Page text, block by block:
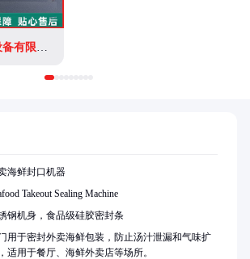
山东皓玥自动化设备有限公司
海鲜封口机器
Takeout Sealing Machine
钢机身，食品级硅胶密封条
用于密封外卖海鲜包装，防止汤汁泄漏和气味扩
适用于餐厅、海鲜外卖店等场所。